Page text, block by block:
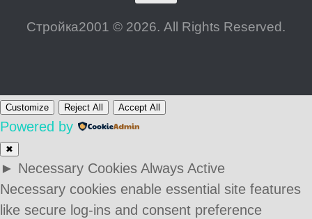
Стройка2001 © 2026. All Rights Reserved.
Customize Reject All Accept All
Powered by
✖
► Necessary Cookies Always Active
Necessary cookies enable essential site features
like secure log-ins and consent preference